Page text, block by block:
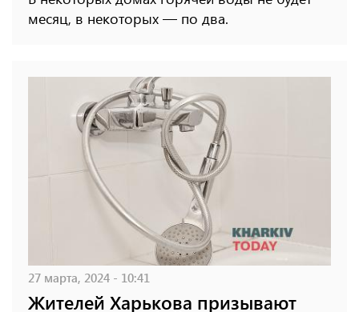
месяц, в некоторых — по два.
27 марта, 2024 - 10:41
Жителей Харькова призывают